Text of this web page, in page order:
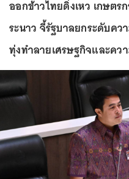
ออกข้าวไทยดิ่งเหว เกษตร
ระนาว จี้รัฐบาลยกระดับค
ทุ่งทำลายเศรษฐกิจและคว